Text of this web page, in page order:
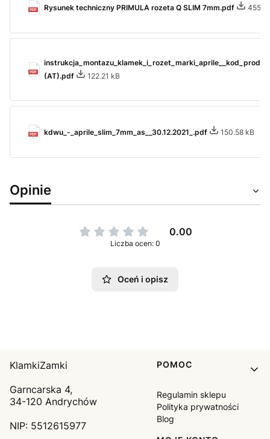
Rysunek techniczny PRIMULA rozeta Q SLIM 7mm.pdf
(AT).pdf
122.21 kB
kdwu_-_aprile_slim_7mm_as__30.12.2021_.pdf 150.58 kB
Opinie
0.00
Liczba ocen: 0
Oceń i opisz
KlamkiZamki
Garncarska 4,
34-120 Andrychów
NIP: 5512615977
Linki w stopce
POMOC
Regulamin sklepu
Polityka prywatności
Blog